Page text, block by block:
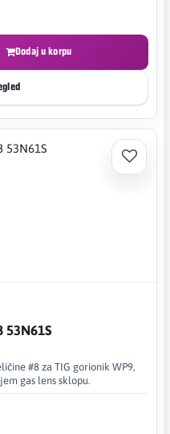
Dodaj u korpu
53N61S
#8 za TIG gorionik WP9,
gas lens sklopu.